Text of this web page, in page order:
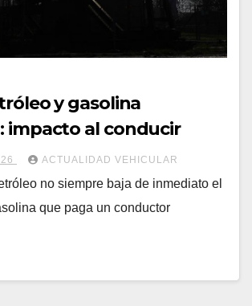
y gasolina
impacto al conducir
ACTUALIDAD VEHICULAR
no siempre baja de inmediato el
que paga un conductor